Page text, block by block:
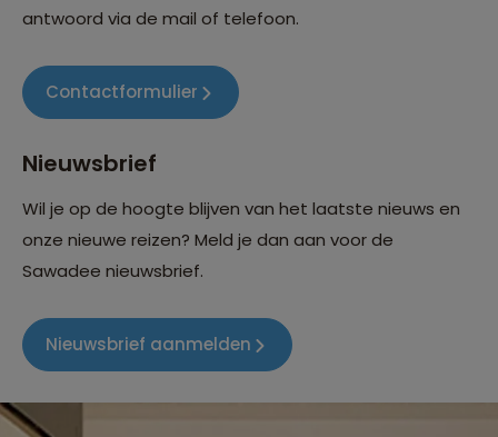
antwoord via de mail of telefoon.
Contactformulier
Nieuwsbrief
Wil je op de hoogte blijven van het laatste nieuws en
onze nieuwe reizen? Meld je dan aan voor de
Sawadee nieuwsbrief.
Nieuwsbrief aanmelden